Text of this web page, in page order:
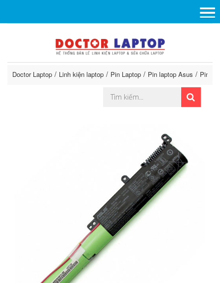
Doctor Laptop Linh kiện laptop Pin Laptop Pin laptop Asus Pin